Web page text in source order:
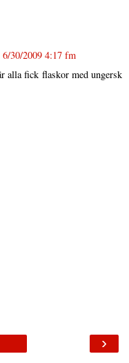
6/30/2009 4:17 fm
alla fick flaskor med ungersk
›